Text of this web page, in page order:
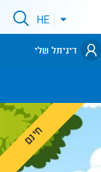
פתיחתHE
דיגיתל שלי
חינם